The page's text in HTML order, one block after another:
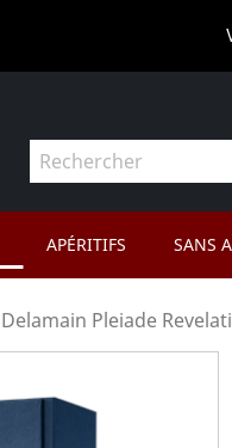
APÉRITIFS SANS
Delamain Pleiade